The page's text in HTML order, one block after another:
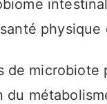
physique
de
du